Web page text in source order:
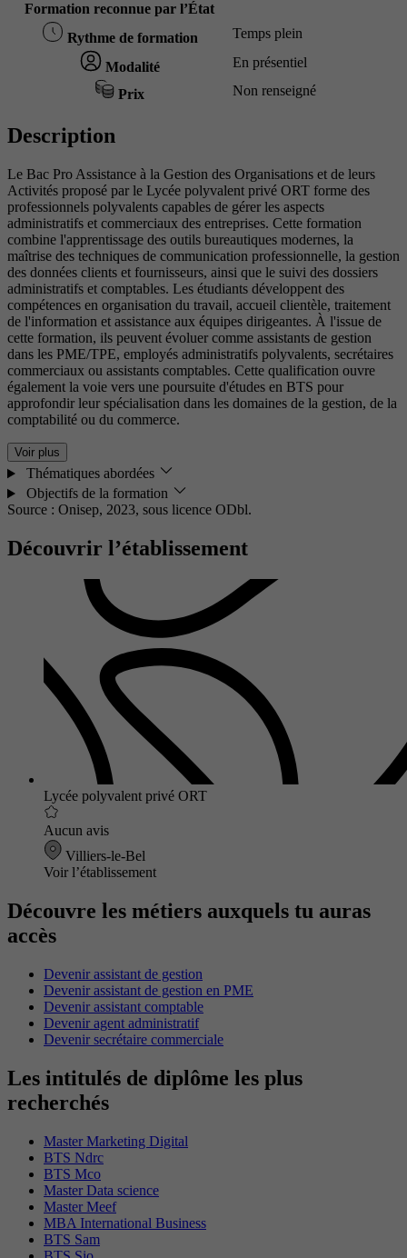
Formation reconnue par l’État
Rythme de formation Temps plein
Modalité En présentiel
Prix Non renseigné
Description
Le Bac Pro Assistance à la Gestion des Organisations et de leurs
Activités proposé par le Lycée polyvalent privé ORT forme des
professionnels polyvalents capables de gérer les aspects
administratifs et commerciaux des entreprises. Cette formation
combine l'apprentissage des outils bureautiques modernes, la
maîtrise des techniques de communication professionnelle, la gestion
des données clients et fournisseurs, ainsi que le suivi des dossiers
administratifs et comptables. Les étudiants développent des
compétences en organisation du travail, accueil clientèle, traitement
de l'information et assistance aux équipes dirigeantes. À l'issue de
cette formation, ils peuvent évoluer comme assistants de gestion
dans les PME/TPE, employés administratifs polyvalents, secrétaires
commerciaux ou assistants comptables. Cette qualification ouvre
également la voie vers une poursuite d'études en BTS pour
approfondir leur spécialisation dans les domaines de la gestion, de la
comptabilité ou du commerce.
Voir plus
Thématiques abordées
Objectifs de la formation
Source : Onisep, 2023, sous licence ODbl.
Découvrir l’établissement
Lycée polyvalent privé ORT
Aucun avis
Villiers-le-Bel
Voir l’établissement
Découvre les métiers auxquels tu auras
accès
Devenir assistant de gestion
Devenir assistant de gestion en PME
Devenir assistant comptable
Devenir agent administratif
Devenir secrétaire commerciale
Les intitulés de diplôme les plus
recherchés
Master Marketing Digital
BTS Ndrc
BTS Mco
Master Data science
Master Meef
MBA International Business
BTS Sam